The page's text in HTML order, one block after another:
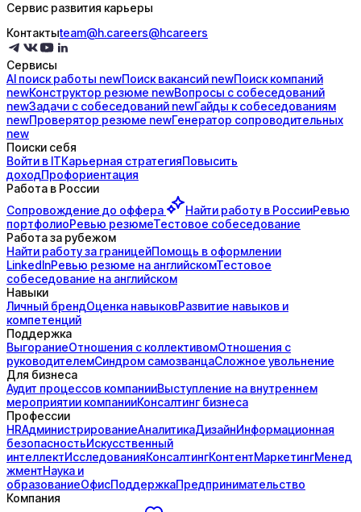
Сервис развития карьеры
Контактыteam@h.careers@hcareers
Сервисы
AI поискработы newПоисквакансий newПоисккомпаний
newКонструктор резюме newВопросы с собеседований
newЗадачи с собеседований newГайды ксобеседованиям
newПроверятор резюме newГенератор сопроводительных
new
Поиски себя
Войти в ITКарьерная стратегияПовысить
доходПрофориентация
Работа в России
Сопровождение до оффера Найти работу в РоссииРевью
портфолиоРевью резюмеТестовое собеседование
Работа за рубежом
Найти работу за границейПомощь в оформлении
LinkedInРевью резюме на английскомТестовое
собеседование на английском
Навыки
Личный брендОценка навыковРазвитие навыков и
компетенций
Поддержка
ВыгораниеОтношения с коллективомОтношения с
руководителемСиндром самозванцаСложное увольнение
Для бизнеса
Аудит процессов компанииВыступление на внутреннем
мероприятии компанииКонсалтинг бизнеса
Профессии
HRАдминистрированиеАналитикаДизайнИнформационная
безопасностьИскусственный
интеллектИсследованияКонсалтингКонтентМаркетингМенед
жментНаука и
образованиеОфисПоддержкаПредпринимательство
Компания